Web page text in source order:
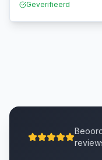
Geverifieerd